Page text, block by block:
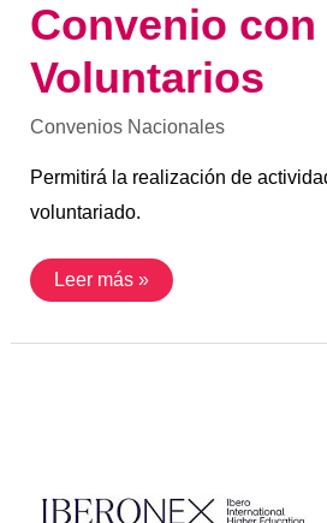
Convenio con
Voluntarios
Convenios Nacionales
Permitirá la realización de
voluntariado.
Leer más »